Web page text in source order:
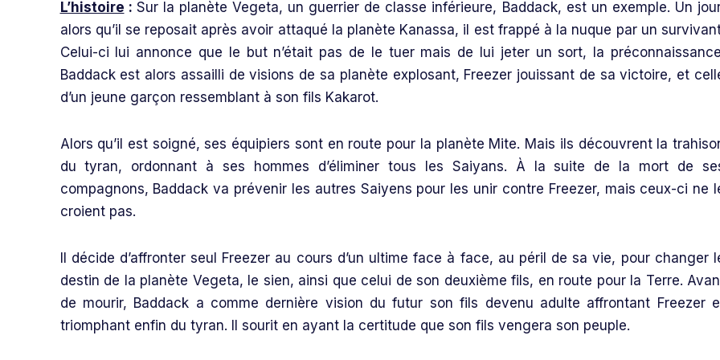
L’histoire : Sur la planète Vegeta, un guerrier de classe inférieure, Baddack, est un exemple. Un
alors qu’il se reposait après avoir attaqué la planète Kanassa, il est frappé à la nuque par un
Celui-ci lui annonce que le but n’était pas de le tuer mais de lui jeter un sort, la
Baddack est alors assailli de visions de sa planète explosant, Freezer jouissant de sa victoire, et
d’un jeune garçon ressemblant à son fils Kakarot.
Alors qu’il est soigné, ses équipiers sont en route pour la planète Mite. Mais ils découvrent la
du tyran, ordonnant à ses hommes d’éliminer tous les Saiyans. À la suite de la mort de
compagnons, Baddack va prévenir les autres Saiyens pour les unir contre Freezer, mais ceux-ci ne
croient pas.
Il décide d’affronter seul Freezer au cours d’un ultime face à face, au péril de sa vie, pour changer
destin de la planète Vegeta, le sien, ainsi que celui de son deuxième fils, en route pour la Terre.
de mourir, Baddack a comme dernière vision du futur son fils devenu adulte affrontant Freezer
triomphant enfin du tyran. Il sourit en ayant la certitude que son fils vengera son peuple.